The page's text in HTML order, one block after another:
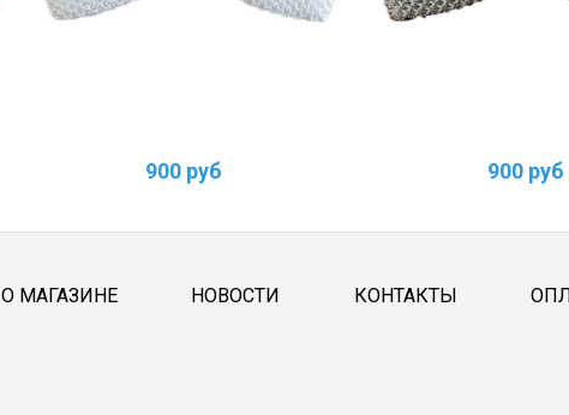
900 руб 900 руб
О МАГАЗИНЕ НОВОСТИ КОНТАКТЫ